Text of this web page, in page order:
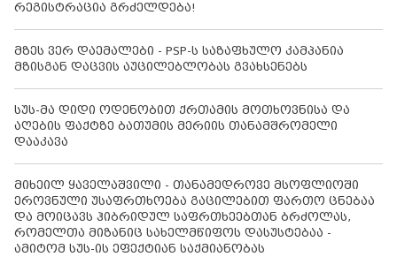
რეგისტრაცია გრძელდება!
მზეს ვერ დაემალები - PSP-ს საზაფხულო კამპანია
მზისგან დაცვის აუცილებლობას გვახსენებს
სუს-მა დიდი ოდენობით ქრთამის მოთხოვნისა და
აღების ფაქტზე ბათუმის მერიის თანამშრომელი
დააკავა
მიხეილ ყაველაშვილი - თანამედროვე მსოფლიოში
ეროვნული უსაფრთხოება გაცილებით ფართო ცნებაა
და მოიცავს ჰიბრიდულ საფრთხეებთან ბრძოლას,
რომელთა მიზანიც სახელმწიფოს დასუსტებაა -
ამიტომ სუს-ის ეფექტიან საქმიანობას